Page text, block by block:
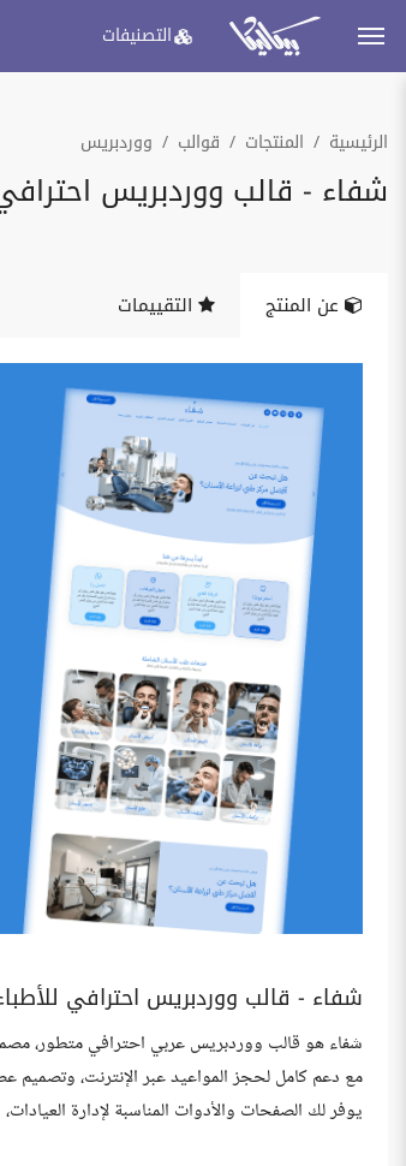
التصنيفات
الرئيسية المنتجات قوالب ووردبريس
شفاء - قالب ووردبريس احترافي
عن المنتج التقييمات
شفاء - قالب ووردبريس احترافي
شفاء هو قالب ووردبريس عربي احترافي متطور،
مع دعم كامل لحجز المواعيد عبر الإنترنت،
يوفر لك الصفحات والأدوات المناسبة لإدارة